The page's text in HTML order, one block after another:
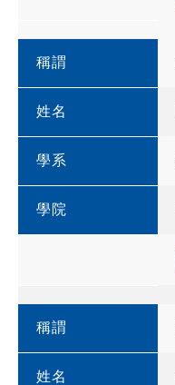
稱謂
姓名
學系
學院
稱謂
姓名